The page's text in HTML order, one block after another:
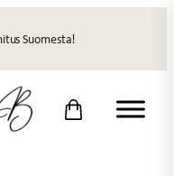
Suomesta!